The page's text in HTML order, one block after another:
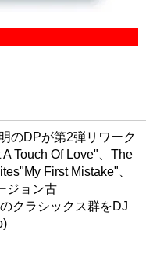
のDPが第2弾リワーク
Touch Of Love"、The
First Mistake"、
ジョン古
クラシックス群をDJ